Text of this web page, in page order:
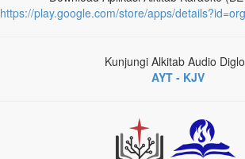
https://play.google.com/store/apps/
Kunjungi Alkitab Audio
AYT - KJV